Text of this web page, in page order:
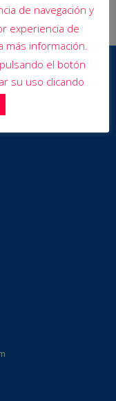
de navegación y
experiencia de
más información.
el botón
su uso clicando